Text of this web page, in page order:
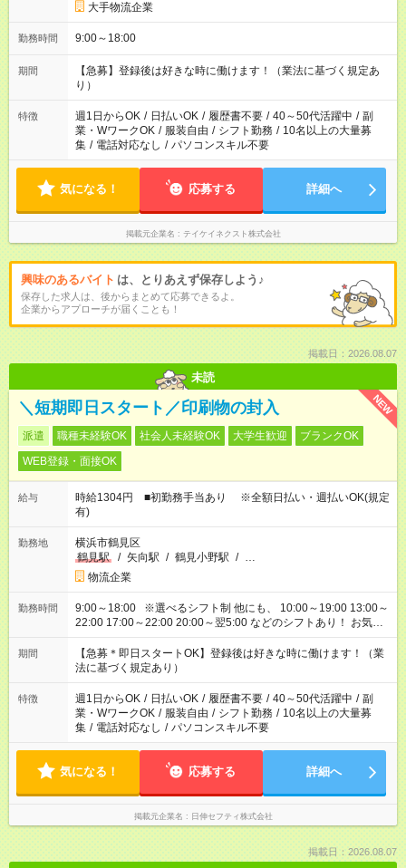
大手物流企業
勤務時間 9:00～18:00
期間
【急募】登録後は好きな時に働けます！（業法に基づく規定あ
り）
特徴 週1日からOK / 日払いOK / 履歴書不要 / 40～50代活躍中 / 副
業・WワークOK / 服装自由 / シフト勤務 / 10名以上の大量募
集 / 電話対応なし / パソコンスキル不要
気になる！ 応募する 詳細へ
掲載元企業名 テイケイネクスト株式会社
興味のあるバイト は、とりあえず保存しよう♪
保存した求人は、後からまとめて応募できるよ。
企業からアプローチが届くことも！
掲載日：2026.08.07
未読
NEW
＼短期即日スタート／印刷物の封入
派遣 職種未経験OK 社会人未経験OK 大学生歓迎
ブランクOK
WEB登録・面接OK
給与
時給1304円 ■初勤務手当あり ※全額日払い・週払いOK(規定
有)
勤務地
横浜市鶴見区
鶴見駅
/ 矢向駅 / 鶴見小野駅 / …
物流企業
勤務時間
9:00～18:00 ※選べるシフト制 他にも、 10:00～19:00 13:00～
22:00 17:00～22:00 20:00～翌5:00 などのシフトあり！ お気軽
にご相談ください！
期間
【急募＊即日スタートOK】登録後は好きな時に働けます！（業
法に基づく規定あり）
特徴 週1日からOK / 日払いOK / 履歴書不要 / 40～50代活躍中 / 副
業・WワークOK / 服装自由 / シフト勤務 / 10名以上の大量募
集 / 電話対応なし / パソコンスキル不要
気になる！ 応募する 詳細へ
掲載元企業名 日伸セフティ株式会社
掲載日：2026.08.07